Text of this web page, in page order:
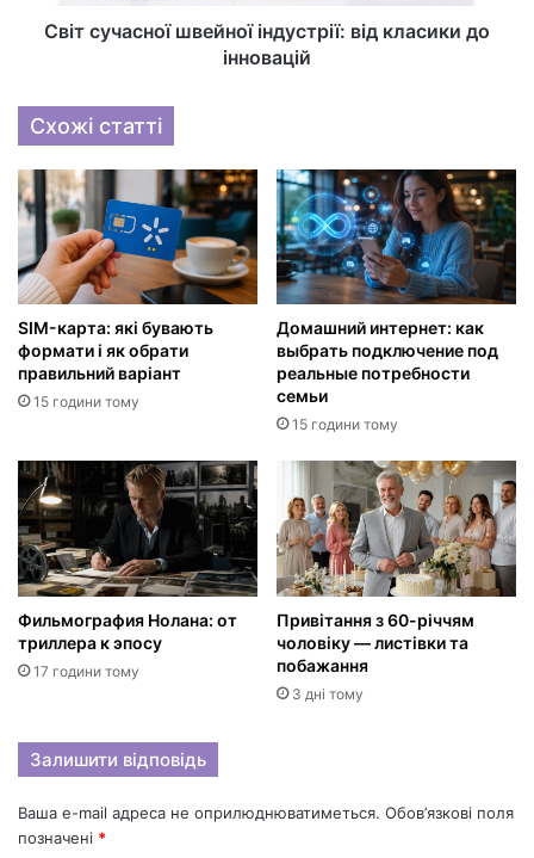
Світ сучасної швейної індустрії: від класики до
інновацій
Схожі статті
SIM-карта: які бувають
формати і як обрати
правильний варіант
15 години тому
Домашний интернет: как
выбрать подключение под
реальные потребности
семьи
15 години тому
Фильмография Нолана: от
триллера к эпосу
17 години тому
Привітання з 60-річчям
чоловіку — листівки та
побажання
3 дні тому
Залишити відповідь
Ваша e-mail адреса не оприлюднюватиметься. Обов’язкові поля
позначені *